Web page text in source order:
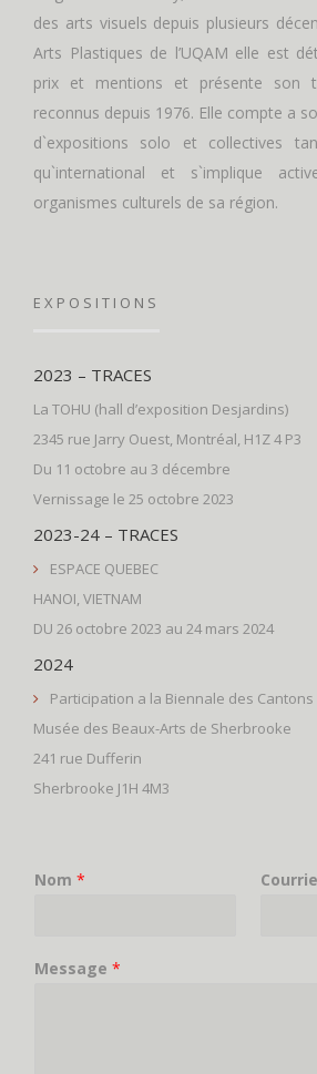
des arts visuels depuis plusieurs
Arts Plastiques de l’UQAM elle est
prix et mentions et présente son
reconnus depuis 1976. Elle compte a
d`expositions solo et collectives
qu`international et s`implique
organismes culturels de sa région.
EXPOSITIONS
2023 – TRACES
La TOHU (hall d’exposition Desjardins)
2345 rue Jarry Ouest, Montréal, H1Z 4 P3
Du 11 octobre au 3 décembre
Vernissage le 25 octobre 2023
2023-24 – TRACES
ESPACE QUEBEC
HANOI, VIETNAM
DU 26 octobre 2023 au 24 mars 2024
2024
Participation a la Biennale des Cantons
Musée des Beaux-Arts de Sherbrooke
241 rue Dufferin
Sherbrooke J1H 4M3
Nom *
Message *